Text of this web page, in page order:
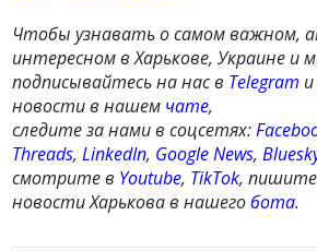
Чтобы узнавать о самом важном,
интересном в Харькове, Украине и
подписывайтесь на нас в Telegram
новости в нашем чате,
следите за нами в соцсетях:
Threads,LinkedIn, Google News,
смотрите в Youtube, TikTok,
новости Харькова в нашегобота.